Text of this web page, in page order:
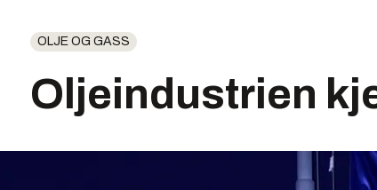
OLJE OG GASS
Oljeindustrien